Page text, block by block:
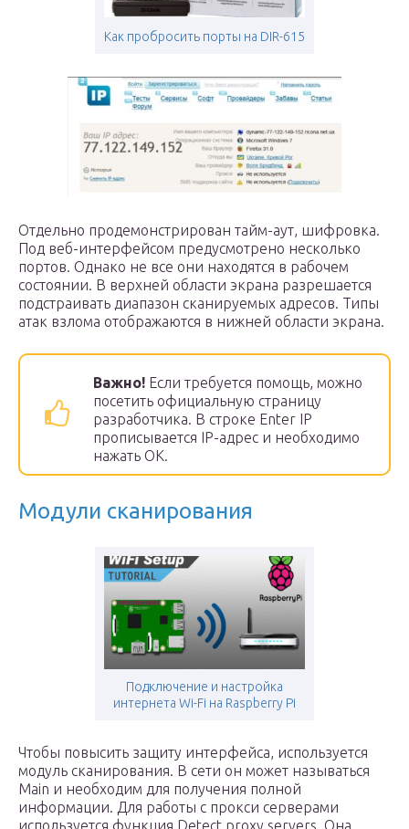
Как пробросить порты на DIR-615
Отдельно продемонстрирован тайм-аут, шифровка.
Под веб-интерфейсом предусмотрено несколько
портов. Однако не все они находятся в рабочем
состоянии. В верхней области экрана разрешается
подстраивать диапазон сканируемых адресов. Типы
атак взлома отображаются в нижней области экрана.
Важно! Если требуется помощь, можно
посетить официальную страницу
разработчика. В строке Enter IP
прописывается IP-адрес и необходимо
нажать OK.
Модули сканирования
Подключение и настройка
интернета Wi-Fi на Raspberry Pi
Чтобы повысить защиту интерфейса, используется
модуль сканирования. В сети он может называться
Main и необходим для получения полной
информации. Для работы с прокси серверами
используется функция Detect proxy servers. Она